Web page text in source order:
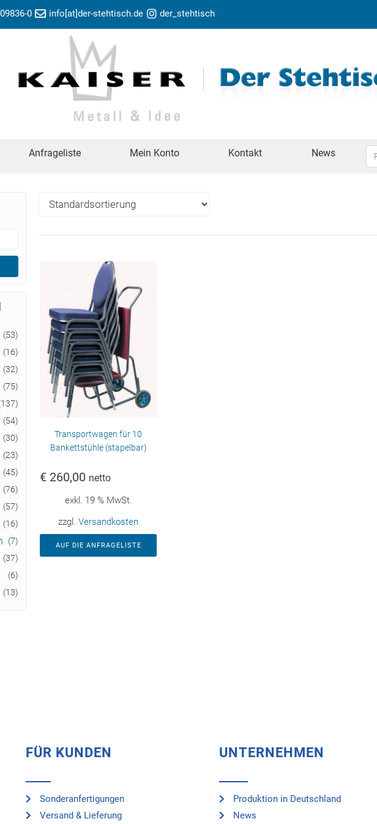
0 info[at]der-stehtisch.de der_stehtisch
Anfrageliste Mein Konto Kontakt News
Transportwagen für 10
Bankettstühle (stapelbar)
€ 260,00 netto
exkl. 19 % MwSt.
zzgl. Versandkosten
AUF DIE ANFRAGELISTE
(53)
(16)
(32)
(75)
(54)
(30)
(23)
(45)
(76)
(57)
(16)
(7)
(37)
(6)
(13)
FÜR KUNDEN
Sonderanfertigungen
Versand & Lieferung
UNTERNEHMEN
Produktion in Deutschland
News